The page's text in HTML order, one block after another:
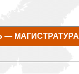
— МАГИСТРАТУРА